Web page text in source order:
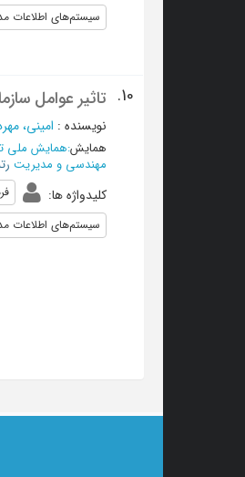
سیستم‌های اطلاعات
10. تاثیر عوامل
نویسنده : امینی،
همایش:همایش ملی
مهندسی و مدیریت
کلیدواژه ها:
سیستم‌های اطلاعات